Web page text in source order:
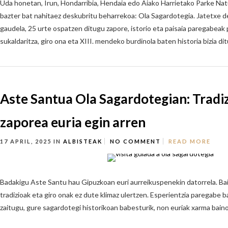
Uda honetan, Irun, Hondarribia, Hendaia edo Aiako Harrietako Parke
bazter bat nahitaez deskubritu beharrekoa: Ola Sagardotegia. Jatetxe
gaudela, 25 urte ospatzen ditugu zapore, istorio eta paisaia paregabeak
sukaldaritza, giro ona eta XIII. mendeko burdinola baten historia bizia
Aste Santua Ola Sagardotegian:
zaporea euria egin arren
17 APRIL, 2025 IN ALBISTEAK NO COMMENT READ MORE
Badakigu Aste Santu hau Gipuzkoan euri aurreikuspenekin datorrela.
tradizioak eta giro onak ez dute klimaz ulertzen. Esperientzia paregabe
zaitugu, gure sagardotegi historikoan babesturik, non euriak xarma